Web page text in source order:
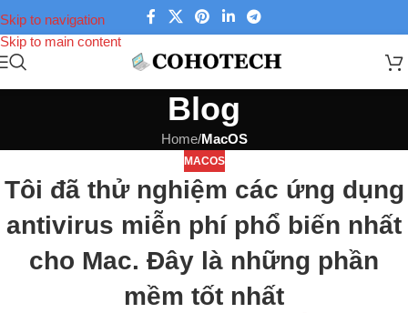
Skip to navigation
Skip to main content
Blog
Home/MacOS
MACOS
Tôi đã thử nghiệm các ứng dụng
antivirus miễn phí phổ biến nhất
cho Mac. Đây là những phần
mềm tốt nhất